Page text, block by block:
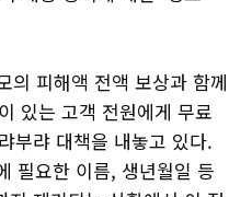
의 피해액 전액 보상과 함께
있는 고객 전원에게 무료
부랴 대책을 내놓고 있다.
필요한 이름, 생년월일 등